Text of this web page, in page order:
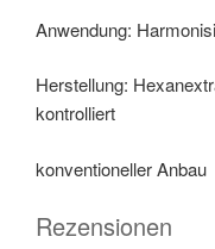
Anwendung:
Herstellung:
kontrolliert
konventioneller Anbau
Rezensionen